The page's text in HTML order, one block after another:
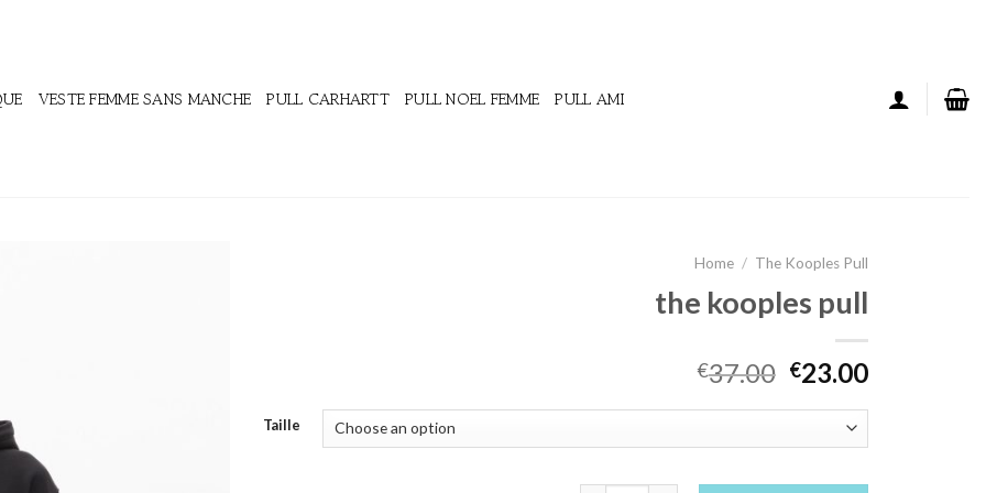
VESTE FEMME SANS MANCHE PULL CARHARTT PULL NOEL FEMME PULL AMI
Home / The Kooples Pull
the kooples pull
€37.00 €23.00
Taille